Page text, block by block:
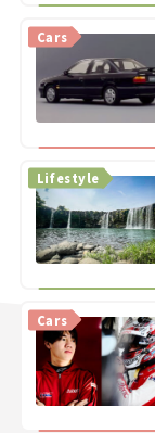
Cars
Lifestyle
Cars